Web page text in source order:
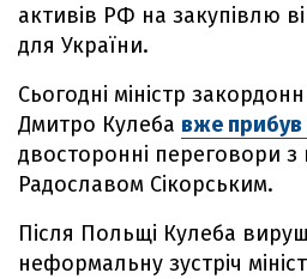
активів РФ на закупівлю
для України.
Сьогодні міністр
Дмитро Кулеба вже
двосторонні переговори
Радославом Сікорським.
Після Польщі Кулеба
неформальну зустріч